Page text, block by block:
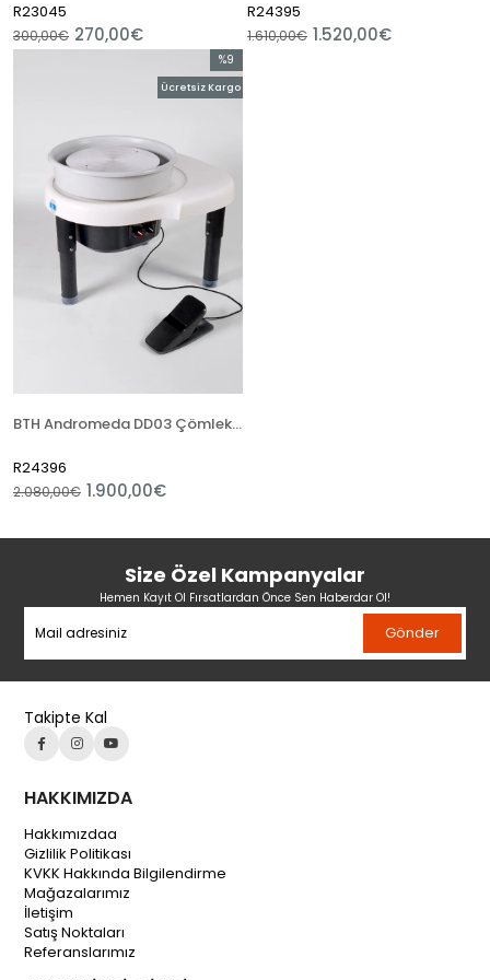
R23045
270,00€
300,00€
R24395
1.520,00€
1.610,00€
BTH Andromeda DD03 Çömlekçi Tornası
R24396
1.900,00€
2.080,00€
%9
İndirim
%9İndirim
Ücretsiz Kargo
Size Özel Kampanyalar
Hemen Kayıt Ol Fırsatlardan Önce Sen Haberdar Ol!
Gönder
Takipte Kal
HAKKIMIZDA
Hakkımızdaa
Gizlilik Politikası
KVKK Hakkında Bilgilendirme
Mağazalarımız
İletişim
Satış Noktaları
Referanslarımız